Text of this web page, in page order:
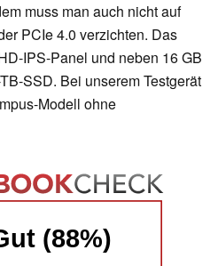
muss man auch nicht auf
PCIe 4.0 verzichten. Das
IPS-Panel und neben 16 GB
SSD. Bei unserem Testgerät
Modell ohne
(88%)